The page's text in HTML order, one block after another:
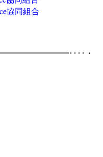
協同組合
････・